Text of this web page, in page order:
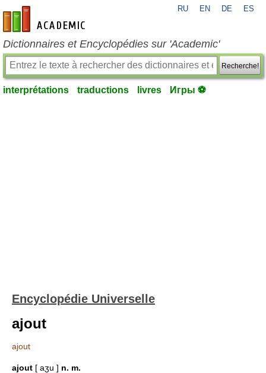
fr-academic.com
RU EN DE ES
Dictionnaires et Encyclopédies sur 'Academic'
Recherche!
interprétations traductions livres Игры ⚽
Encyclopédie Universelle
ajout
ajout
ajout [ aʒu ] n. m.